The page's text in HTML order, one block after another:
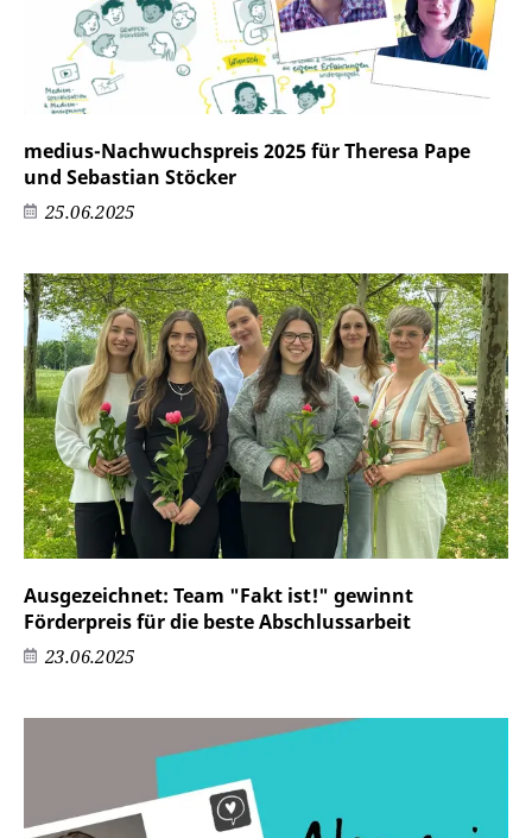
medius-Nachwuchspreis 2025 für Theresa Pape
und Sebastian Stöcker
25.06.2025
Ausgezeichnet: Team "Fakt ist!" gewinnt
Förderpreis für die beste Abschlussarbeit
23.06.2025